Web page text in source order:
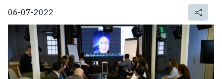
06-07-2022